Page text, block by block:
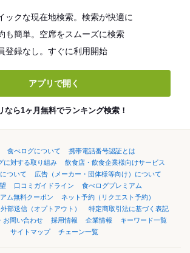
ックな現在地検索。検索が快適に
も簡単。空席をスムーズに検索
登録なし。すぐに利用開始
アプリで開く
なら1ヶ月無料でランキング検索！
食べログについて
携帯電話番号認証とは
に対する取り組み
飲食店・飲食企業様向けサービス
ついて
広告（メーカー・団体様等向け）について
口コミガイドライン
食べログプレミアム
ム無料クーポン
ネット予約（リクエスト予約）
外部送信（オプトアウト）
特定商取引法に基づく表記
お問い合わせ 採用情報 企業情報
キーワード一覧
サイトマップ
チェーン一覧